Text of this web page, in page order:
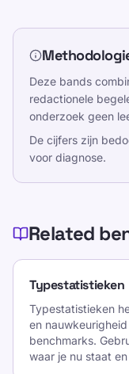
tempo met onze
aanpak.
Verscheidene
Privacybeleid
Opleiding
Spellen
Prijzen
Statistieken
Deze bands
redactionele
onderzoek geen
De cijfers zijn
voor diagnose.
Related
Typestatistieken
Typestatistieken
en
benchmarks.
waar je nu staat